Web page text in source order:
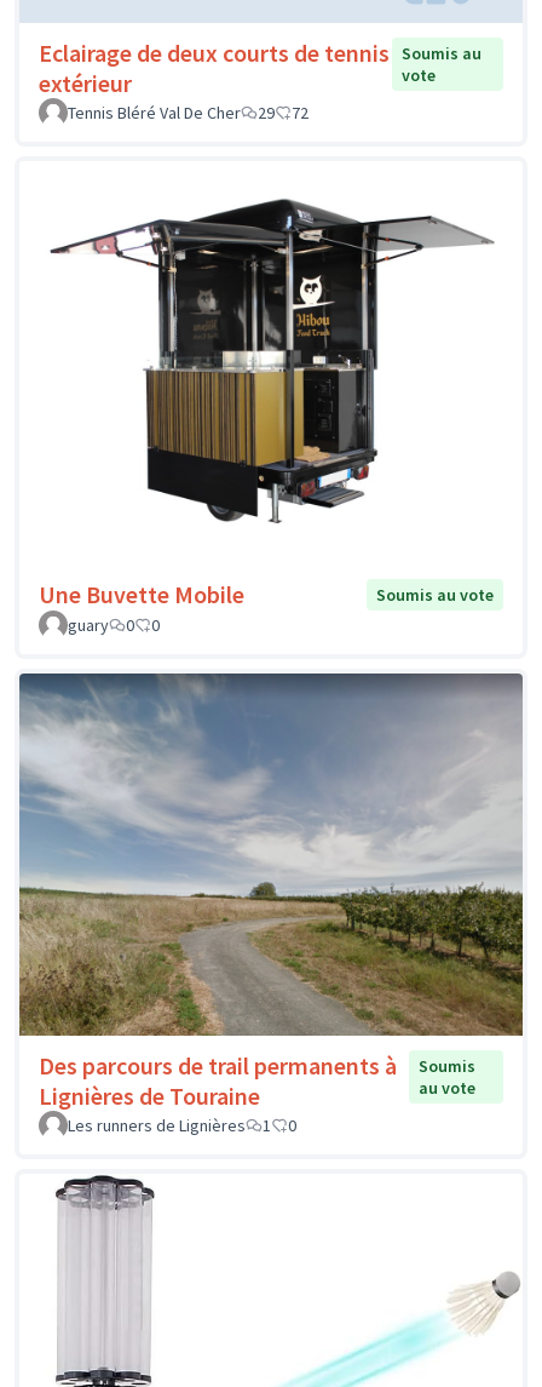
Eclairage de deux courts de tennis
extérieur
Soumis au
vote
Tennis Bléré Val De Cher
29 72
Une Buvette Mobile
Soumis au vote
guary
0 0
Des parcours de trail permanents à
Lignières de Touraine
Soumis
au vote
Les runners de Lignières
1 0